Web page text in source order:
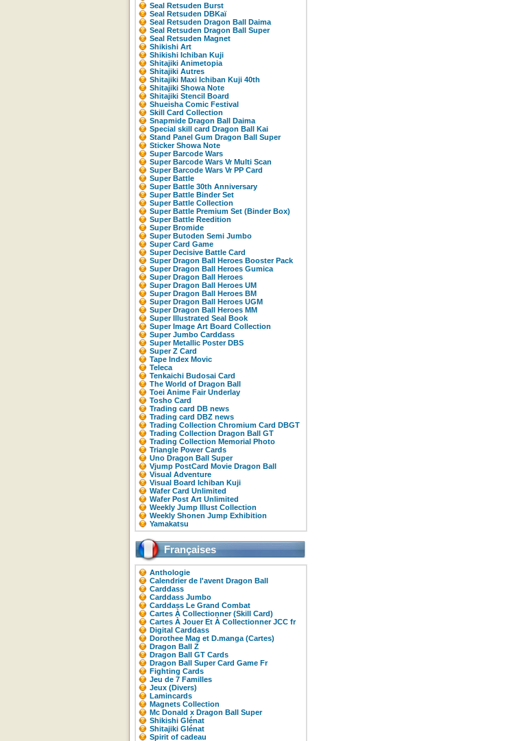
Seal Retsuden Burst
Seal Retsuden DBKaï
Seal Retsuden Dragon Ball Daima
Seal Retsuden Dragon Ball Super
Seal Retsuden Magnet
Shikishi Art
Shikishi Ichiban Kuji
Shitajiki Animetopia
Shitajiki Autres
Shitajiki Maxi Ichiban Kuji 40th
Shitajiki Showa Note
Shitajiki Stencil Board
Shueisha Comic Festival
Skill Card Collection
Snapmide Dragon Ball Daima
Special skill card Dragon Ball Kai
Stand Panel Gum Dragon Ball Super
Sticker Showa Note
Super Barcode Wars
Super Barcode Wars Vr Multi Scan
Super Barcode Wars Vr PP Card
Super Battle
Super Battle 30th Anniversary
Super Battle Binder Set
Super Battle Collection
Super Battle Premium Set (Binder Box)
Super Battle Reedition
Super Bromide
Super Butoden Semi Jumbo
Super Card Game
Super Decisive Battle Card
Super Dragon Ball Heroes Booster Pack
Super Dragon Ball Heroes Gumica
Super Dragon Ball Heroes
Super Dragon Ball Heroes UM
Super Dragon Ball Heroes BM
Super Dragon Ball Heroes UGM
Super Dragon Ball Heroes MM
Super Illustrated Seal Book
Super Image Art Board Collection
Super Jumbo Carddass
Super Metallic Poster DBS
Super Z Card
Tape Index Movic
Teleca
Tenkaichi Budosai Card
The World of Dragon Ball
Toei Anime Fair Underlay
Tosho Card
Trading card DB news
Trading card DBZ news
Trading Collection Chromium Card DBGT
Trading Collection Dragon Ball GT
Trading Collection Memorial Photo
Triangle Power Cards
Uno Dragon Ball Super
Vjump PostCard Movie Dragon Ball
Visual Adventure
Visual Board Ichiban Kuji
Wafer Card Unlimited
Wafer Post Art Unlimited
Weekly Jump Illust Collection
Weekly Shonen Jump Exhibition
Yamakatsu
Françaises
Anthologie
Calendrier de l'avent Dragon Ball
Carddass
Carddass Jumbo
Carddass Le Grand Combat
Cartes À Collectionner (Skill Card)
Cartes À Jouer Et À Collectionner JCC fr
Digital Carddass
Dorothee Mag et D.manga (Cartes)
Dragon Ball Z
Dragon Ball GT Cards
Dragon Ball Super Card Game Fr
Fighting Cards
Jeu de 7 Familles
Jeux (Divers)
Lamincards
Magnets Collection
Mc Donald x Dragon Ball Super
Shikishi Glénat
Shitajiki Glénat
Spirit of cadeau